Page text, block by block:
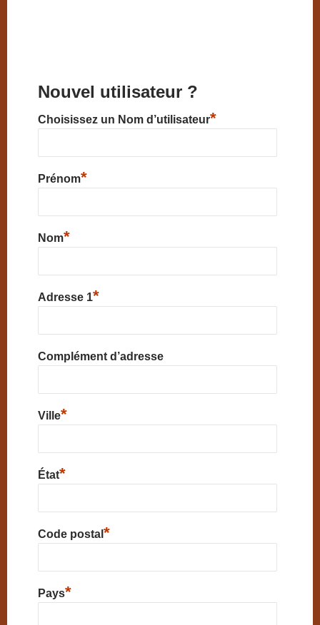
Nouvel utilisateur ?
Choisissez un Nom d’utilisateur*
Prénom*
Nom*
Adresse 1*
Complément d’adresse
Ville*
État*
Code postal *
Pays*